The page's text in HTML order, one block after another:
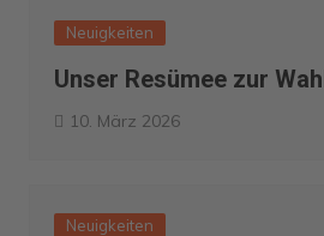
Neuigkeiten
Unser Resümee zur
10. März 2026
Neuigkeiten